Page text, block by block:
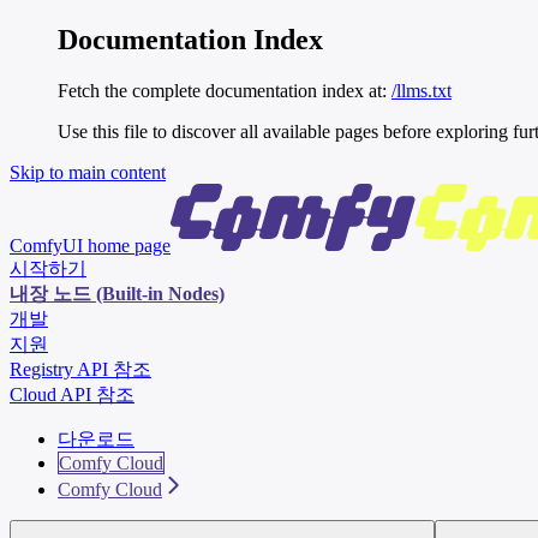
Documentation Index
Fetch the complete documentation index at: /llms.txt
Use this file to discover all available pages before exploring
Skip to main content
ComfyUI home page
시작하기
내장 노드 (Built-in Nodes)
개발
지원
Registry API 참조
Cloud API 참조
다운로드
Comfy Cloud
Comfy Cloud